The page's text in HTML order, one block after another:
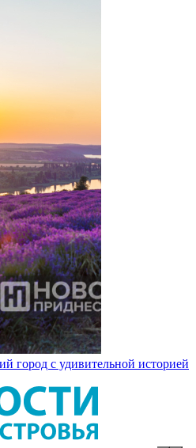
город с удивительной историей